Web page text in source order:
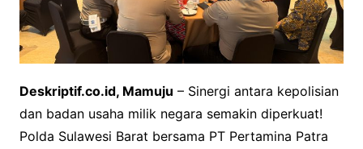
Deskriptif.co.id, Mamuju – Sinergi antara kepolisian
dan badan usaha milik negara semakin diperkuat!
Polda Sulawesi Barat bersama PT Pertamina Patra